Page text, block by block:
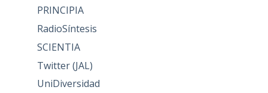
PRINCIPIA
RadioSíntesis
SCIENTIA
Twitter (JAL)
UniDiversidad